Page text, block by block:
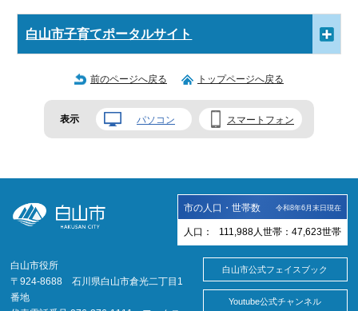
白山市子育てポータルサイト
前のページへ戻る トップページへ戻る
表示 パソコン スマートフォン
市の人口・世帯数 令和8年6月末日現在
人口： 111,988 人 世帯： 47,623世帯
白山市役所
〒924-8688 石川県白山市倉光二丁目1
番地
白山市公式フェイスブック
Youtube公式チャンネル